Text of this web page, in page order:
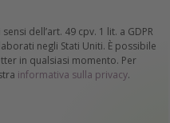
dell’art. 49 cpv. 1 lit. a GDPR
negli Stati Uniti. È possibile
in qualsiasi momento. Per
informativa sulla privacy.